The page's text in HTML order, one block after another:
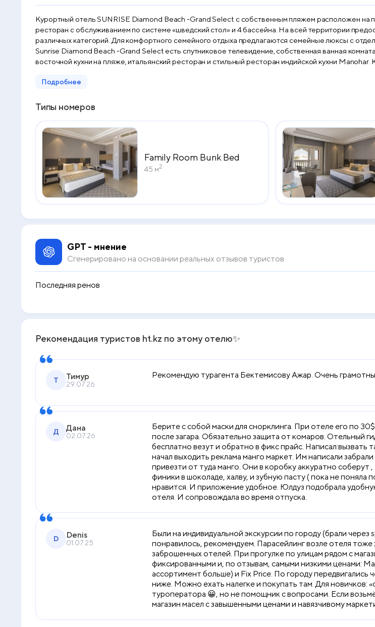
Курортный отель SUNRISE Diamond Beach -Grand Select с собственным пляжем расположен на
ресторан с обслуживанием по системе «шведский стол» и 4 бассейна. На всей территории предоставляется бесплатный Wi-Fi. В
различных категорий. Для комфортного семейного отдыха предлагаются семейные люксы с
Sunrise Diamond Beach -Grand Select есть спутниковое телевидение, собственная ванная комната и мини-холодильник. Открыто несколько
восточной кухни на пляже, итальянский ресторан и стильный ресторан индийской кухни
Курортный отель Sunrise Diamond Beach -Grand Select находится в 20 км от международного
высококачественные услуги. Эксклюзивные услуги для гостей клуба Posh начинаются с VIP-трансфера из аэропорта. Регистрация заезда производится непосредственно в
люксе. Погрузитесь в атмосферу полного удовольствия и ощутите истинную роскошь в клубных
Подробнее
Типы номеров
Family Room Bunk Bed
45 м2
GPT - мнение
Сгенерировано на основании реальных отзывов туристов
Последняя реновация в отеле была в 2020 г, мини-
Рекомендация туристов ht.kz по этому отелю✨
Т Тимур
29.07.26
Рекомендую турагента Бектемисову Ажар. Очень
Д Дана
02.07.26
Берите с собой маски для снорклинга. При отеле его по
после загара. Обязательно защита от комаров. Отельный
бесплатно везут и обратно в фикс прайс.
начал выходить реклама манго маркет. Им написали
привезти от туда манго. Они в коробку аккуратно
финики в шоколаде, халву, и зубную пасту ( пока не
нравится. И приложение удобное. Юлдуз подобрала
отеля. И сопровождала во время отпуска.
D Denis
01.07.25
Были на индивидуальной экскурсии по городу (брали
понравилось, рекомендуем. Парасейлинг возле отеля
заброшенных отелей. При прогулке по улицам рядом с
фиксированными и, по отзывам, самыми низкими ценами:
ассортимент больше) и Fix Price. По городу передвигались
ниже. Можно ехать налегке и покупать там. Для новичков:
туроператора 😀, но не помощник с вопросами. Если
магазин масел с завышенными ценами и навязчивому